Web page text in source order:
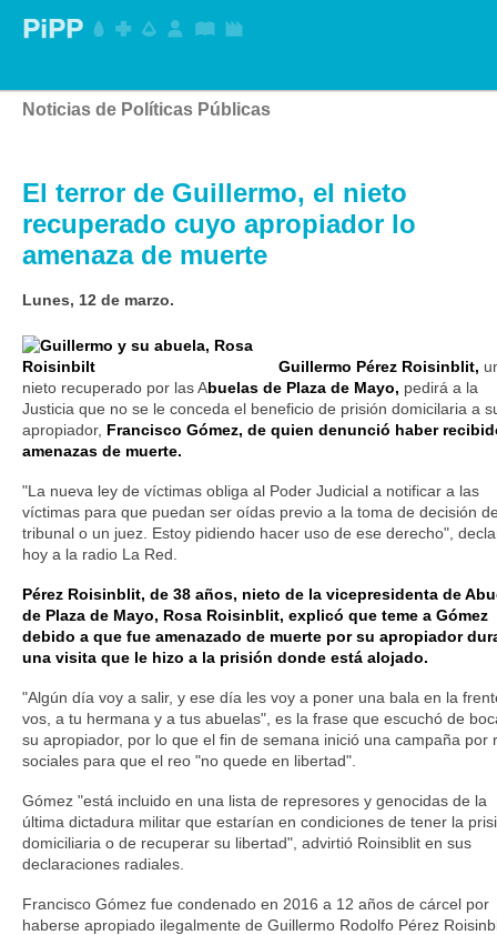
Noticias de Políticas Públicas
El terror de Guillermo, el nieto
recuperado cuyo apropiador lo
amenaza de muerte
Lunes, 12 de marzo.
Guillermo Pérez Roisinblit,
nieto recuperado por las Abuelas de Plaza de Mayo, pedirá a la
Justicia que no se le conceda el beneficio de prisión domicilaria a
apropiador, Francisco Gómez, de quien denunció haber
amenazas de muerte.
"La nueva ley de víctimas obliga al Poder Judicial a notificar a las
víctimas para que puedan ser oídas previo a la toma de decisión
tribunal o un juez. Estoy pidiendo hacer uso de ese derecho",
hoy a la radio La Red.
Pérez Roisinblit, de 38 años, nieto de la vicepresidenta de
de Plaza de Mayo, Rosa Roisinblit, explicó que teme a Gómez
debido a que fue amenazado de muerte por su apropiador
una visita que le hizo a la prisión donde está alojado.
"Algún día voy a salir, y ese día les voy a poner una bala en la
vos, a tu hermana y a tus abuelas", es la frase que escuchó de
su apropiador, por lo que el fin de semana inició una campaña por
sociales para que el reo "no quede en libertad".
Gómez "está incluido en una lista de represores y genocidas de la
última dictadura militar que estarían en condiciones de tener la
domiciliaria o de recuperar su libertad", advirtió Roinsiblit en sus
declaraciones radiales.
Francisco Gómez fue condenado en 2016 a 12 años de cárcel por
haberse apropiado ilegalmente de Guillermo Rodolfo Pérez